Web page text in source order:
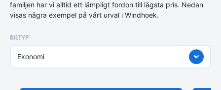
familjen har vi alltid ett lämpligt fordon till lägsta pris. Nedan
visas några exempel på vårt urval i Windhoek.
BILTYP
Ekonomi